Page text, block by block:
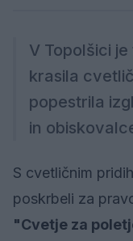
V Topolšici
krasila
popestrila
in
S cvetličnim
poskrbeli za
"Cvetje za